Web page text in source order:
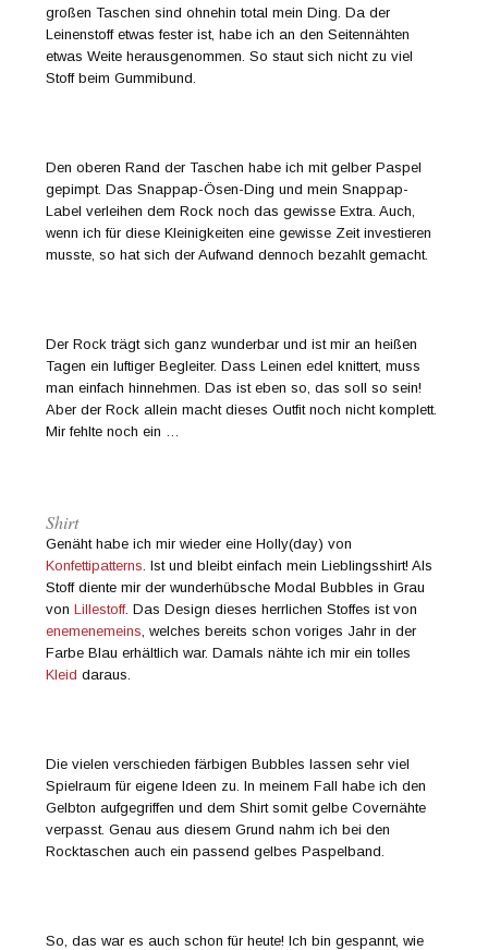
großen Taschen sind ohnehin total mein Ding. Da der
Leinenstoff etwas fester ist, habe ich an den Seitennähten
etwas Weite herausgenommen. So staut sich nicht zu viel
Stoff beim Gummibund.
Den oberen Rand der Taschen habe ich mit gelber Paspel
gepimpt. Das Snappap-Ösen-Ding und mein Snappap-
Label verleihen dem Rock noch das gewisse Extra. Auch,
wenn ich für diese Kleinigkeiten eine gewisse Zeit investieren
musste, so hat sich der Aufwand dennoch bezahlt gemacht.
Der Rock trägt sich ganz wunderbar und ist mir an heißen
Tagen ein luftiger Begleiter. Dass Leinen edel knittert, muss
man einfach hinnehmen. Das ist eben so, das soll so sein!
Aber der Rock allein macht dieses Outfit noch nicht komplett.
Mir fehlte noch ein …
Shirt
Genäht habe ich mir wieder eine Holly(day) von
Konfettipatterns . Ist und bleibt einfach mein Lieblingsshirt! Als
Stoff diente mir der wunderhübsche Modal Bubbles in Grau
vonLillestoff. Das Design dieses herrlichen Stoffes ist von
enemenemeins , welches bereits schon voriges Jahr in der
Farbe Blau erhältlich war. Damals nähte ich mir ein tolles
Kleid daraus.
Die vielen verschieden färbigen Bubbles lassen sehr viel
Spielraum für eigene Ideen zu. In meinem Fall habe ich den
Gelbton aufgegriffen und dem Shirt somit gelbe Covernähte
verpasst. Genau aus diesem Grund nahm ich bei den
Rocktaschen auch ein passend gelbes Paspelband.
So, das war es auch schon für heute! Ich bin gespannt, wie